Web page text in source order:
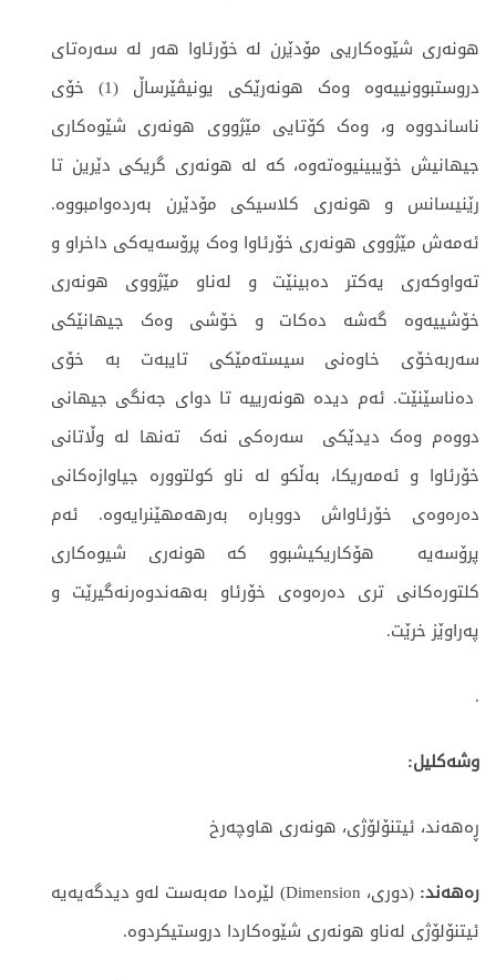
هونەری شێوەکاریی مۆدێرن لە خۆرئاوا هەر لە سەرەتای
دروستبوونییەوە وەک هونەرێکی یونیڤێرساڵ (1) خۆی
ناساندووە و، وەک کۆتایی مێژووی هونەری شێوەکاری
جیهانيش خۆیبینیوەتەوە، کە لە هونەری گریکی دێرین تا
رێنیسانس و هونەری کلاسیکی مۆدێرن بەردەوامبووە.
ئەمەش مێژووی هونەری خۆرئاوا وەک پرۆسەیەکی داخراو و
تەواوکەری یەکتر دەبینێت و لەناو مێژووی هونەری
خۆشیيەوە گەشە دەکات و خۆشی وەک جیهانێکی
سەربەخۆی خاوەنی سیستەمێکی تایبەت بە خۆی
دەناسێنێت. ئەم دیدە هونەرییە تا دوای جەنگی جیهانی
دووەم وەک دیدێکی سەرەکی نەک تەنها لە وڵاتانی
خۆرئاوا و ئەمەریکا، بەڵکو لە ناو کولتوورە جیاوازەکانی
دەرەوەی خۆرئاواش دووبارە بەرهەمهێنرایەوە. ئەم
پرۆسەیە هۆکاریکيشبوو کە هونەری شیوەکاری
کلتورەکانی تری دەرەوەی خۆرئاو بەهەندوەرنەگيرێت و
پەراوێز خرێت.
.
وشەکلیل:
ڕەهەند، ئیتنۆلۆژی، هونەری هاوچەرخ
رەهەند:
(دوری، Dimension) لێرەدا مەبەست لەو دیدگەیەیە
ئیتنۆلۆژی لەناو هونەری شێوەکاردا دروستیکردوە.